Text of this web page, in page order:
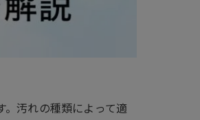
汚れの種類によって適